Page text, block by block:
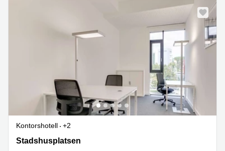
Kontorshotell
+2
Stadshusplatsen 2B, Valkyrian,Södertörn, Stockholm
Stadshusplatsen